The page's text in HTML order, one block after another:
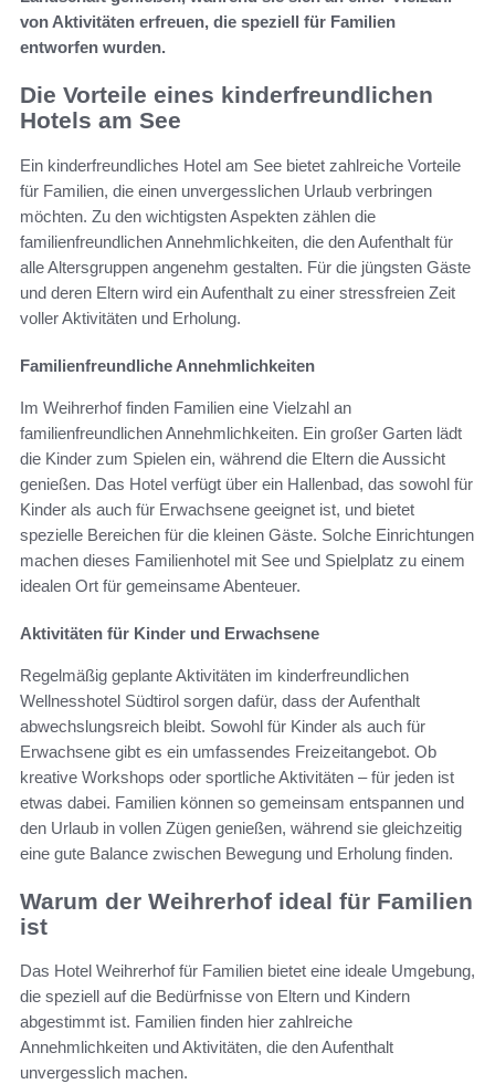
von Aktivitäten erfreuen, die speziell für Familien
entworfen wurden.
Die Vorteile eines kinderfreundlichen
Hotels am See
Ein kinderfreundliches Hotel am See bietet zahlreiche Vorteile
für Familien, die einen unvergesslichen Urlaub verbringen
möchten. Zu den wichtigsten Aspekten zählen die
familienfreundlichen Annehmlichkeiten, die den Aufenthalt für
alle Altersgruppen angenehm gestalten. Für die jüngsten Gäste
und deren Eltern wird ein Aufenthalt zu einer stressfreien Zeit
voller Aktivitäten und Erholung.
Familienfreundliche Annehmlichkeiten
Im Weihrerhof finden Familien eine Vielzahl an
familienfreundlichen Annehmlichkeiten. Ein großer Garten lädt
die Kinder zum Spielen ein, während die Eltern die Aussicht
genießen. Das Hotel verfügt über ein Hallenbad, das sowohl für
Kinder als auch für Erwachsene geeignet ist, und bietet
spezielle Bereichen für die kleinen Gäste. Solche Einrichtungen
machen dieses Familienhotel mit See und Spielplatz zu einem
idealen Ort für gemeinsame Abenteuer.
Aktivitäten für Kinder und Erwachsene
Regelmäßig geplante Aktivitäten im kinderfreundlichen
Wellnesshotel Südtirol sorgen dafür, dass der Aufenthalt
abwechslungsreich bleibt. Sowohl für Kinder als auch für
Erwachsene gibt es ein umfassendes Freizeitangebot. Ob
kreative Workshops oder sportliche Aktivitäten – für jeden ist
etwas dabei. Familien können so gemeinsam entspannen und
den Urlaub in vollen Zügen genießen, während sie gleichzeitig
eine gute Balance zwischen Bewegung und Erholung finden.
Warum der Weihrerhof ideal für Familien
ist
Das Hotel Weihrerhof für Familien bietet eine ideale Umgebung,
die speziell auf die Bedürfnisse von Eltern und Kindern
abgestimmt ist. Familien finden hier zahlreiche
Annehmlichkeiten und Aktivitäten, die den Aufenthalt
unvergesslich machen.